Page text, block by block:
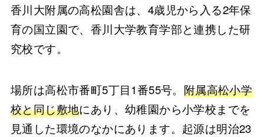
香川大附属の高松園舎は、4歳児から入る2年保
育の国立園で、香川大学教育学部と連携した研
究校です。
場所は高松市番町5丁目1番55号。 附属高松小学
校と同じ敷地にあり、幼稚園から小学校までを
見通した環境のなかにあります。起源は明治23